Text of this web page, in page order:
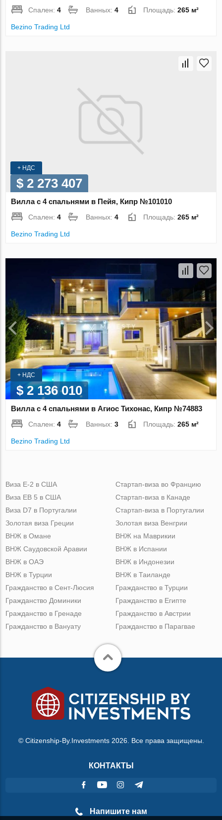
Спален:4 Ванных:4 Площадь:265 м²
Bezino Trading Ltd
+ НДС
$ 2 273 407
Вилла с 4 спальнями в Пейя, Кипр №101010
Спален:4 Ванных:4 Площадь:265 м²
Bezino Trading Ltd
+ НДС
$ 2 136 010
Вилла с 4 спальнями в Агиос Тихонас, Кипр №74883
Спален:4 Ванных:3 Площадь:265 м²
Bezino Trading Ltd
Виза Е-2 в США
Виза ЕВ 5 в США
Виза D7 в Португалии
Золотая виза Греции
Стартап-виза во Францию
Стартап-виза в Канаде
Стартап-виза в Португалии
Золотая виза Венгрии
ВНЖ в Омане
ВНЖ Саудовской Аравии
ВНЖ в ОАЭ
ВНЖ в Турции
ВНЖ на Маврикии
ВНЖ в Испании
ВНЖ в Индонезии
ВНЖ в Таиланде
Гражданство в Сент-Люсия
Гражданство Доминики
Гражданство в Гренаде
Гражданство в Вануату
Гражданство в Турции
Гражданство в Египте
Гражданство в Австрии
Гражданство в Парагвае
© Citizenship-By.Investments 2026. Все права защищены.
КОНТАКТЫ
Напишите нам